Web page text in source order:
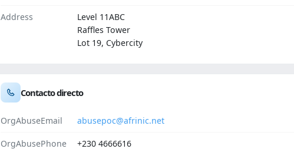
Address
Level 11ABC
Raffles Tower
Lot 19, Cybercity
Contacto directo
OrgAbuseEmail abusepoc@afrinic.net
OrgAbusePhone +230 4666616